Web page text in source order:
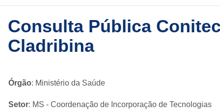
Consulta Pública
Cladribina
Órgão: Ministério da Saúde
Setor: MS - Coordenação de Incorporação de Tecnologias